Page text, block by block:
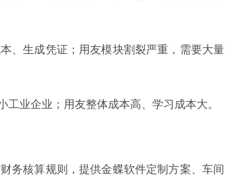
、生成凭证；用友模块割裂严重，需要大量
业企业；用友整体成本高、学习成本大。
务核算规则，提供金蝶软件定制方案、车间